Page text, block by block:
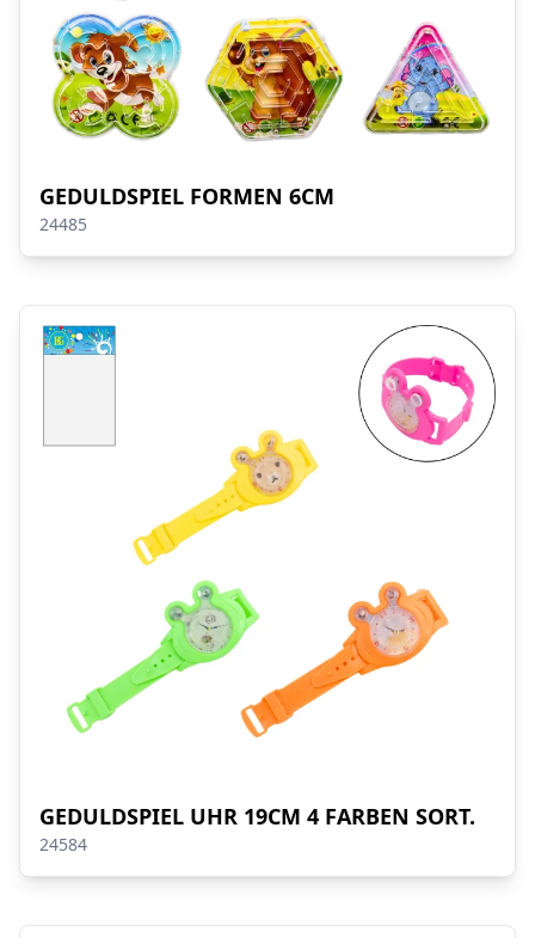
GEDULDSPIEL FORMEN 6CM
24485
GEDULDSPIEL UHR 19CM 4 FARBEN SORT.
24584